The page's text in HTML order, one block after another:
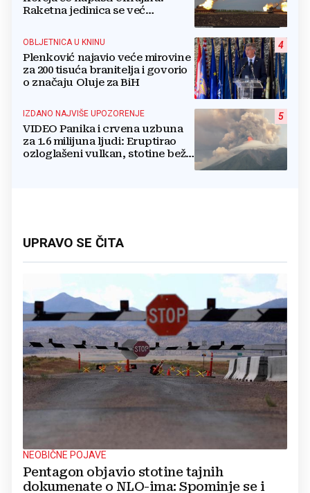
Raketna jedinica se već
4
OBLJETNICA U KNINU
Plenković najavio veće mirovine
za 200 tisuća branitelja i govorio
o značaju Oluje za BiH
5
IZDANO NAJVIŠE UPOZORENJE
VIDEO Panika i crvena uzbuna
za 1.6 milijuna ljudi: Eruptirao
ozloglašeni vulkan, stotine beže
UPRAVO SE ČITA
NEOBIČNE POJAVE
Pentagon objavio stotine tajnih
dokumenate o NLO-ima: Spominje se i